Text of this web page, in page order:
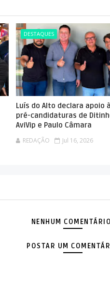
DESTAQUES
Luís do Alto declara apoio
pré-candidaturas de
AviVip e Paulo Câmara
REDAÇÃO Jul 16, 2026
NENHUM
POSTAR UM